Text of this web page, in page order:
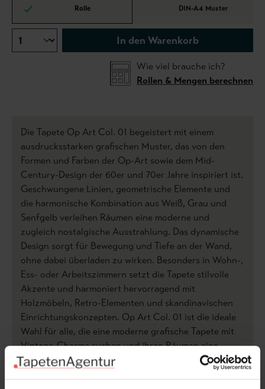
Rolle DIN-A4 Muster
In den Warenkorb
Wie viel brauche ich?
Rollen & Mengen berechnen
Die Tapete Op Art Col. 01 begeistert mit einem
ausdrucksstarken grafischen Muster, das von den
Formen und Farben der Op-Art sowie dem Mid-
Century-Design der 60er und 70er Jahre inspiriert ist.
Geschwungene Linien, geometrische Elemente und
die harmonische Kombination aus Weiß, Grau und
Senfgelb verleihen Räumen eine moderne und
zugleich nostalgische Ausstrahlung. Das dynamische
Design sorgt für Bewegung und Tiefe an der Wand,
ohne dabei überladen zu wirken. Besonders in Wohn-,
Ess- oder Arbeitszimmern setzt die Tapete stilvolle
Akzente und harmoniert hervorragend mit
Holzmöbeln, Retro-Elementen und skandinavischen
Einrichtungskonzepten. Op Art Col. 01 ist die ideale
Wahl für alle, die eine moderne grafische Tapete mit
Vintage-Charme suchen und ihren Räumen eine
individuelle, designorientierte Atmosphäre verleihen